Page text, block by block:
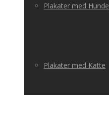
Plakater med Hunde
Plakater med Katte